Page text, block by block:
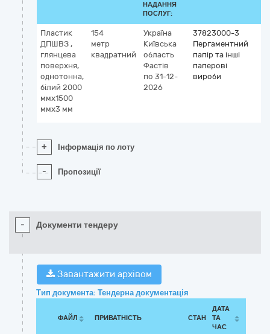
НАДАННЯ
ПОСЛУГ:
Пластик
ДПШВЗ ,
глянцева
поверхня,
однотонна,
білий 2000
ммх1500
ммх3 мм
154
метр
квадратний
Україна
Київська
область
Фастів
по 31-12-
2026
37823000-3
Пергаментний
папір та інші
паперові
вироби
+ Інформація по лоту
- Пропозиції
- Документи тендеру
Завантажити архівом
Тип документа: Тендерна документація
ФАЙЛ ПРИВАТНІСТЬ СТАН
ДАТА
ТА
ЧАС